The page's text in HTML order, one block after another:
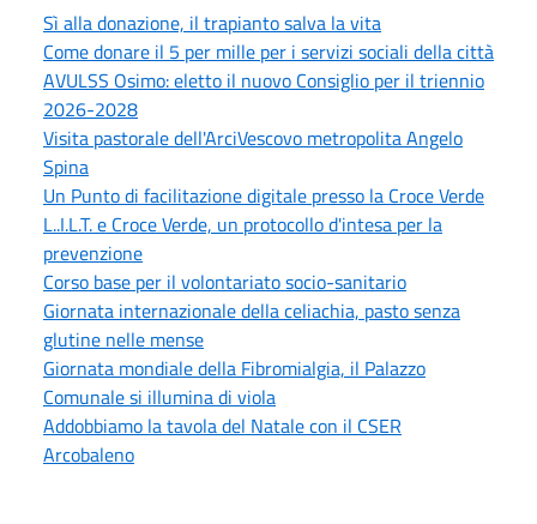
Sì alla donazione, il trapianto salva la vita
Come donare il 5 per mille per i servizi sociali della città
AVULSS Osimo: eletto il nuovo Consiglio per il triennio
2026-2028
Visita pastorale dell'ArciVescovo metropolita Angelo
Spina
Un Punto di facilitazione digitale presso la Croce Verde
L..I.L.T. e Croce Verde, un protocollo d'intesa per la
prevenzione
Corso base per il volontariato socio-sanitario
Giornata internazionale della celiachia, pasto senza
glutine nelle mense
Giornata mondiale della Fibromialgia, il Palazzo
Comunale si illumina di viola
Addobbiamo la tavola del Natale con il CSER
Arcobaleno